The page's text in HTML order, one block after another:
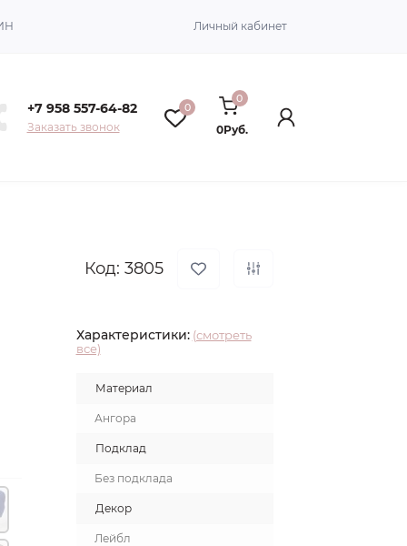
Личный кабинет
+7 958 557-64-82
Заказать звонок
0
0
0Руб.
Код: 3805
Характеристики: (смотреть
все)
Материал
Ангора
Подклад
Без подклада
Декор
Лейбл